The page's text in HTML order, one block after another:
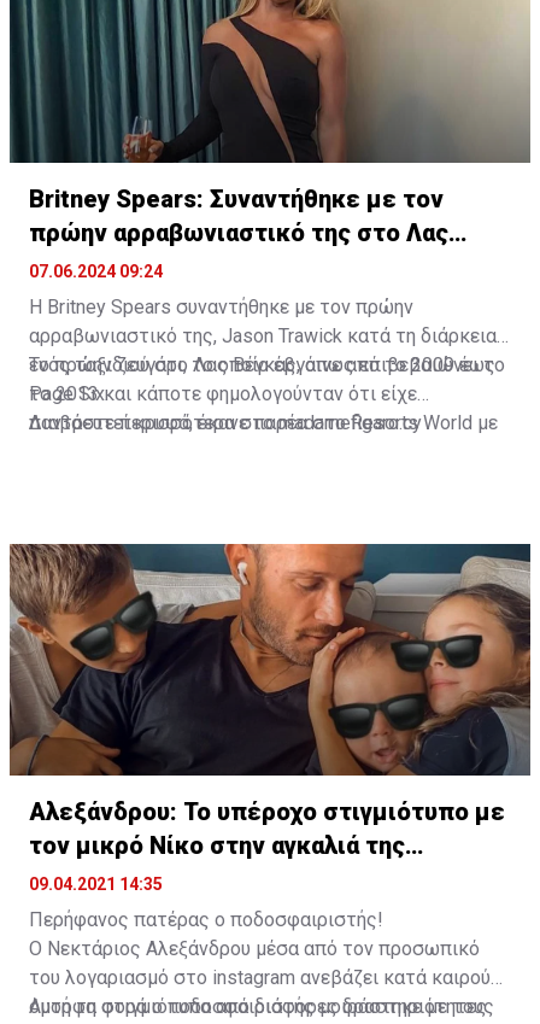
Britney Spears: Συναντήθηκε με τον
πρώην αρραβωνιαστικό της στο Λας
Βέγκας
07.06.2024 09:24
Η Britney Spears συναντήθηκε με τον πρώην
αρραβωνιαστικό της, Jason Trawick κατά τη διάρκεια
ενός ταξιδιού στο Λας Βέγκας, όπως επιβεβαιώνει το
Page Six.
Το πρώην ζευγάρι, το οποίο έβγαινε από το 2009 έως
το 2013 και κάποτε φημολογούνταν ότι είχε
παντρευτεί κρυφά, έκανε παρέα στο Resorts World με
Διαβάστε περισσότερα στοmadamefigaro.cy
Αλεξάνδρου: Το υπέροχο στιγμιότυπο με
τον μικρό Νίκο στην αγκαλιά της
Αριάδνης
09.04.2021 14:35
Περήφανος πατέρας ο ποδοσφαιριστής!
Ο Νεκτάριος Αλεξάνδρου μέσα από τον προσωπικό
του λογαριασμό στο instagram ανεβάζει κατά καιρούς
όμορφα στιγμιότυπα από διάφορες δραστηριότητες
Αυτή τη φορά ο ποδοσφαιριστής μοιράστηκε με τους